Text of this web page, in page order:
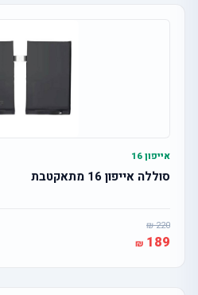
אייפון 16
סוללה אייפון 16 מתאקטבת
220
189